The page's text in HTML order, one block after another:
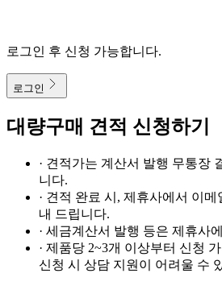
로그인 후 신청 가능합니다.
로그인
대량구매 견적 신청하기
· 견적가는 계산서 발행 무통장
니다.
· 견적 완료 시, 제휴사에서 이
내 드립니다.
· 세금계산서 발행 등은 제휴사
· 제품당 2~3개 이상부터 신청
신청 시 상담 지원이 어려울 수